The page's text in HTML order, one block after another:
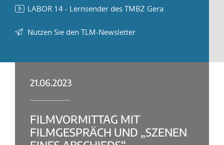
LABOR 14 - Lernsender des TMBZ Gera
Nutzen Sie den TLM-Newsletter
21.06.2023
FILMVORMITTAG MIT
FILMGESPRÄCH UND „SZENEN